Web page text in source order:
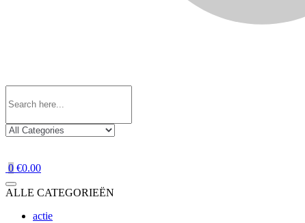
0 €0.00
ALLE CATEGORIEËN
actie